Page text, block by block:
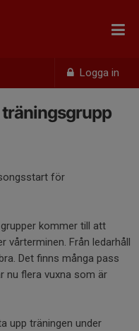
Logga in
för
kommer till att
vårterminen. Från ledarhåll
Det finns många pass
nu flera vuxna som är
upp träningen under